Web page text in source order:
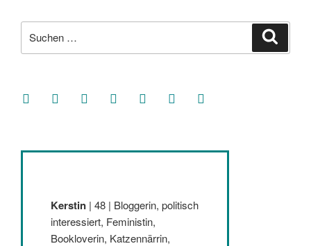
nach:
facebooksoundcloud
twitter mastodoninstagramthreads goodreads
Kerstin | 48 | Bloggerin, politisch
interessiert, Feministin,
Bookloverin, Katzennärrin,